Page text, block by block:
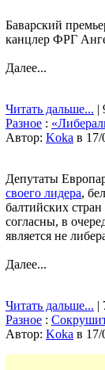
Баварский
канцлер ФРГ
Далее...
Читать дальше... |
Разное :
Автор: Koka в 17/
Депутаты
своего лидера,
балтийских
согласны, в
является не
Далее...
Читать дальше... |
Разное :
Автор: Koka в 17/